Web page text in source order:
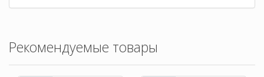
Рекомендуемые товары